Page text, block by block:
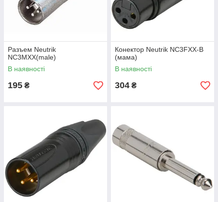
Разъем Neutrik
NC3MXX(male)
В наявності
195 ₴
Конектор Neutrik NC3FXX-B
(мама)
В наявності
304 ₴